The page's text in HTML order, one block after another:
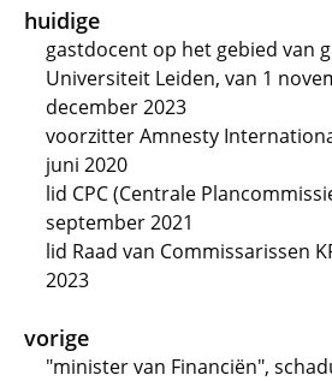
huidige
gastdocent op het gebied van
Universiteit Leiden, van 1
december 2023
voorzitter Amnesty
juni 2020
lid CPC (Centrale
september 2021
lid Raad van Commissarissen
2023
vorige
"minister van Financiën",